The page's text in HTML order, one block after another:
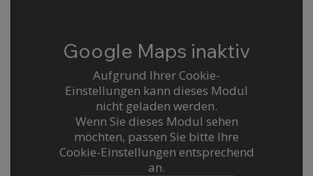
Google Maps inaktiv
Aufgrund Ihrer Cookie-
Einstellungen kann dieses Modul
nicht geladen werden.
Wenn Sie dieses Modul sehen
möchten, passen Sie bitte Ihre
Cookie-Einstellungen entsprechend
an.